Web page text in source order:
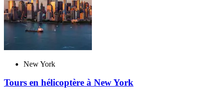
New York
Tours en hélicoptère à New York